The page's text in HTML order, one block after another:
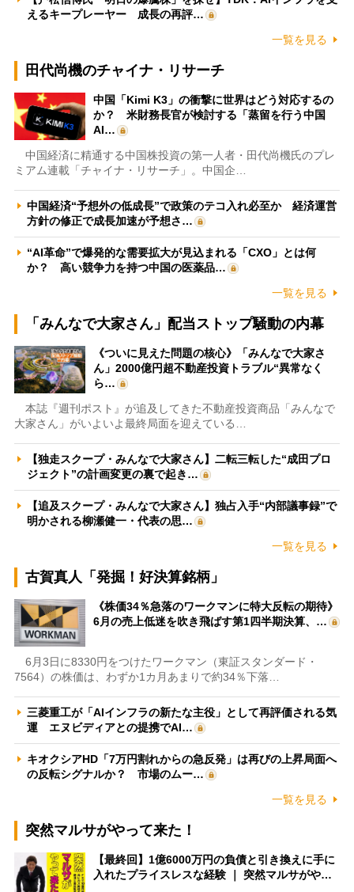
えるキープレーヤー 成長の再評…
一覧を見る
田代尚機のチャイナ・リサーチ
中国「Kimi K3」の衝撃に世界はどう対応するの
か？ 米財務長官が検討する「蒸留を行う中国
AI…
中国経済に精通する中国株投資の第一人者・田代尚機氏のプレ
ミアム連載「チャイナ・リサーチ」。中国企…
中国経済“予想外の低成長”で政策のテコ入れ必至か 経済運営
方針の修正で成長加速が予想さ…
“AI革命”で爆発的な需要拡大が見込まれる「CXO」とは何
か？ 高い競争力を持つ中国の医薬品…
一覧を見る
「みんなで大家さん」配当ストップ騒動の内幕
《ついに見えた問題の核心》「みんなで大家さ
ん」2000億円超不動産投資トラブル“異常なく
ら…
本誌『週刊ポスト』が追及してきた不動産投資商品「みんなで
大家さん」がいよいよ最終局面を迎えている…
【独走スクープ・みんなで大家さん】二転三転した“成田プロ
ジェクト”の計画変更の裏で起き…
【追及スクープ・みんなで大家さん】独占入手“内部議事録”で
明かされる柳瀬健一・代表の思…
一覧を見る
古賀真人「発掘！好決算銘柄」
《株価34％急落のワークマンに特大反転の期待》
6月の売上低迷を吹き飛ばす第1四半期決算、…
6月3日に8330円をつけたワークマン（東証スタンダード・
7564）の株価は、わずか1カ月あまりで約34％下落…
三菱重工が「AIインフラの新たな主役」として再評価される気
運 エヌビディアとの提携でAI…
キオクシアHD「7万円割れからの急反発」は再びの上昇局面へ
の反転シグナルか？ 市場のムー…
一覧を見る
突然マルサがやって来た！
【最終回】1億6000万円の負債と引き換えに手に
入れたプライスレスな経験 ｜ 突然マルサがや…